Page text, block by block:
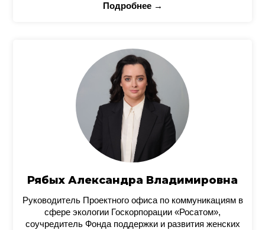
Подробнее →
Рябых Александра Владимировна
Руководитель Проектного офиса по коммуникациям в
сфере экологии Госкорпорации «Росатом»,
соучредитель Фонда поддержки и развития женских